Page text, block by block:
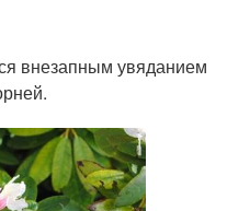
внезапным увяданием